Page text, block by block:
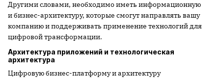
Другими словами, необходимо иметь информационную
и бизнес-архитектуру, которые смогут направлять вашу
компанию и поддерживать применение технологий для
цифровой трансформации.
Архитектура приложений и технологическая
архитектура
Цифровую бизнес-платформу и архитектуру